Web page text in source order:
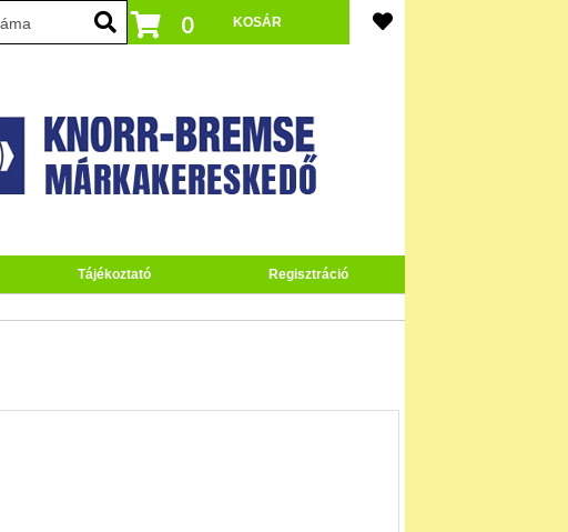
0
Tájékoztató Regisztráció